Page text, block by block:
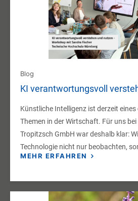
Blog
KI verantwortungsvoll
Künstliche Intelligenz ist derzeit
Themen in der Wirtschaft. Für uns
Tropitzsch GmbH war deshalb klar:
Technologie nicht nur beobachten,
MEHR ERFAHREN